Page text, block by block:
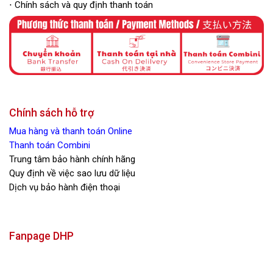
⋅ Chính sách và quy định thanh toán
Chính sách hỗ trợ
Mua hàng và thanh toán Online
Thanh toán Combini
Trung tâm bảo hành chính hãng
Quy định về việc sao lưu dữ liệu
Dịch vụ bảo hành điện thoại
Fanpage DHP